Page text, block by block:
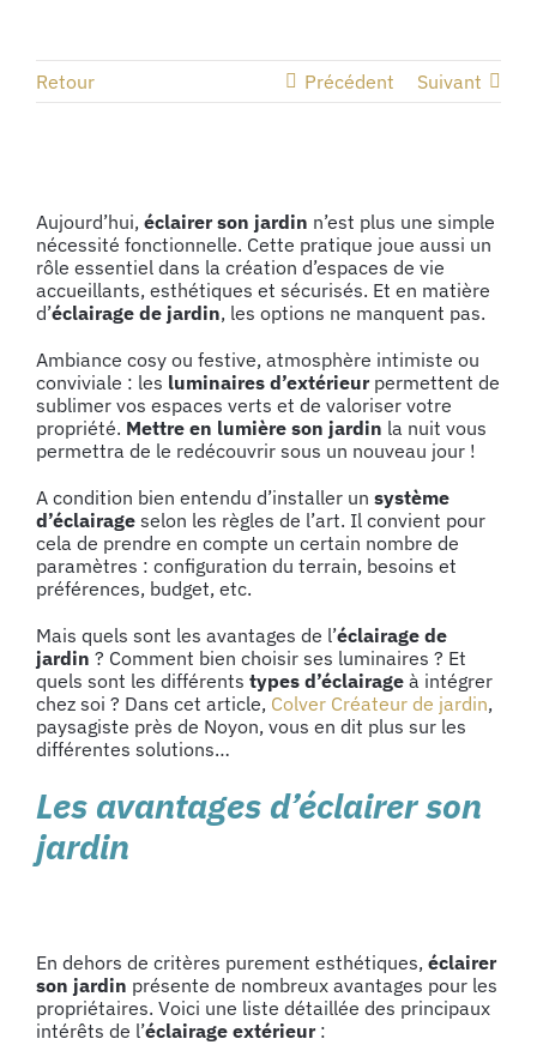
Retour Précédent Suivant
agrandie
Aujourd’hui, éclairer son jardin n’est plus une simple
nécessité fonctionnelle. Cette pratique joue aussi un
rôle essentiel dans la création d’espaces de vie
accueillants, esthétiques et sécurisés. Et en matière
d’éclairage de jardin, les options ne manquent pas.
Ambiance cosy ou festive, atmosphère intimiste ou
conviviale : les luminaires d’extérieurpermettent de
sublimer vos espaces verts et de valoriser votre
propriété. Mettre en lumière son jardin la nuit vous
permettra de le redécouvrir sous un nouveau jour !
A condition bien entendu d’installer un système
d’éclairage selon les règles de l’art. Il convient pour
cela de prendre en compte un certain nombre de
paramètres : configuration du terrain, besoins et
préférences, budget, etc.
Mais quels sont les avantages de l’éclairage de
jardin ? Comment bien choisir ses luminaires ? Et
quels sont les différents types d’éclairage à intégrer
chez soi ? Dans cet article, Colver Créateur de jardin,
paysagiste près de Noyon, vous en dit plus sur les
différentes solutions…
Les avantages d’éclairer son
jardin
En dehors de critères purement esthétiques, éclairer
son jardin présente de nombreux avantages pour les
propriétaires. Voici une liste détaillée des principaux
intérêts de l’éclairage extérieur :